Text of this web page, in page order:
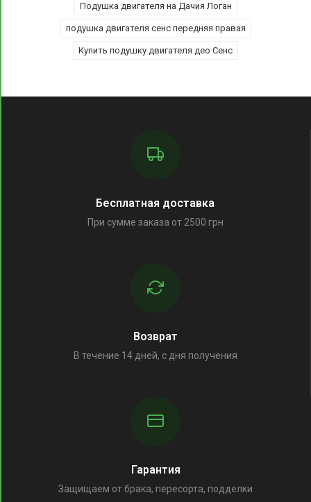
Подушка двигателя на Дачия Логан
подушка двигателя сенс передняя правая
Купить подушку двигателя део Сенс
Бесплатная доставка
При сумме заказа от 2500 грн
Возврат
В течение 14 дней, с дня получения
Гарантия
Защищаем от брака, пересорта, подделки